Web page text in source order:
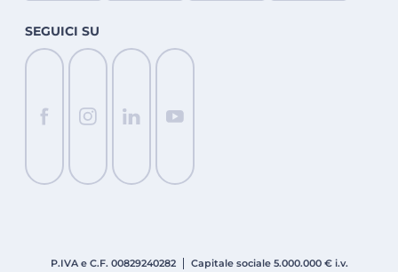
SEGUICI SU
P.IVA e C.F. 00829240282 Capitale sociale 5.000.000 € i.v.